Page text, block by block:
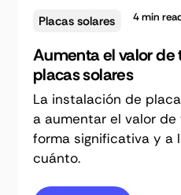
Placas solares 4min
Aumenta el valor
placas solares
La instalación de
a aumentar el valor
forma significativa y a
cuánto.